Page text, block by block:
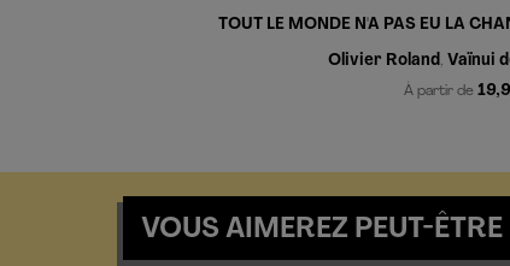
TOUT LE MONDE N'A PAS EU LA
Olivier Roland , Vaïnui
À partir de
VOUS AIMEREZ PEUT-ÊTRE